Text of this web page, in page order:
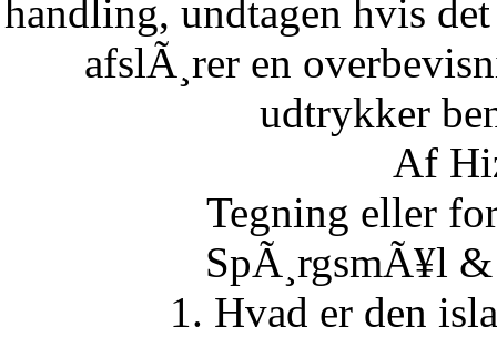
handling, undtagen hvis
afslÃ¸rer en
udtrykker
Af
Tegning eller
SpÃ¸rgsmÃ¥l
1. Hvad er den